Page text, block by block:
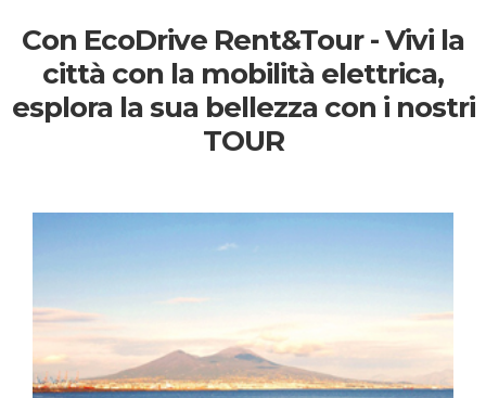
Con EcoDrive Rent&Tour - Vivi la
città con la mobilità elettrica,
esplora la sua bellezza con i nostri
TOUR